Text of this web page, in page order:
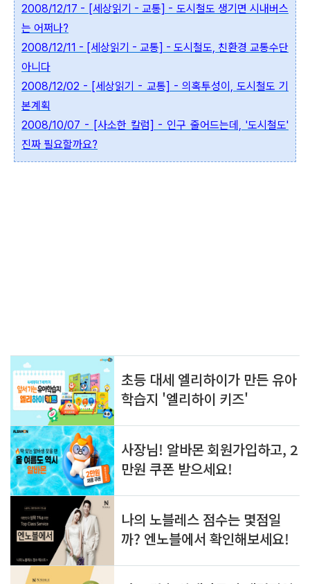
2008/12/17 - [세상읽기 - 교통] - 도시철도 생기면 시내버스
는 어쩌나?
2008/12/11 - [세상읽기 - 교통] - 도시철도, 친환경 교통수단
아니다
2008/12/02 - [세상읽기 - 교통] - 의혹투성이, 도시철도 기
본계획
2008/10/07 - [사소한 칼럼] - 인구 줄어드는데, '도시철도'
진짜 필요할까요?